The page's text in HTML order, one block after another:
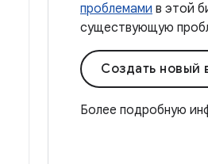
проблемами в этой
существующую
Создать новый
Более подробную